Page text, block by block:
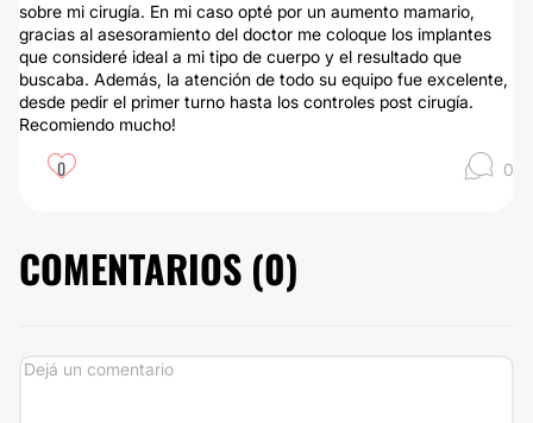
sobre mi cirugía. En mi caso opté por un aumento mamario,
gracias al asesoramiento del doctor me coloque los implantes
que consideré ideal a mi tipo de cuerpo y el resultado que
buscaba. Además, la atención de todo su equipo fue excelente,
desde pedir el primer turno hasta los controles post cirugía.
Recomiendo mucho!
0 0
COMENTARIOS (0)